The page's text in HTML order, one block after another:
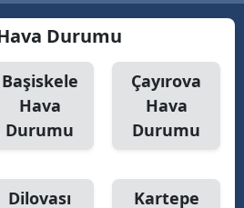
Durumu
Başiskele
Hava
Durumu
Çayırova
Hava
Durumu
Dilovası
Kartepe